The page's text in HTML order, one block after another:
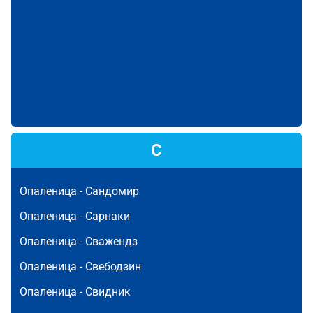
С
Опаленица - Сандомир
Опаленица - Сарнаки
Опаленица - Сважендз
Опаленица - Свебодзин
Опаленица - Свидник